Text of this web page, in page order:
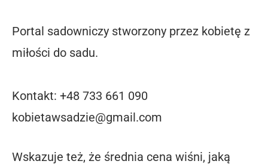
Portal sadowniczy stworzony przez kobietę z
miłości do sadu.
Kontakt: +48 733 661 090
kobietawsadzie@gmail.com
Wskazuje też, że średnia cena wiśni, jaką